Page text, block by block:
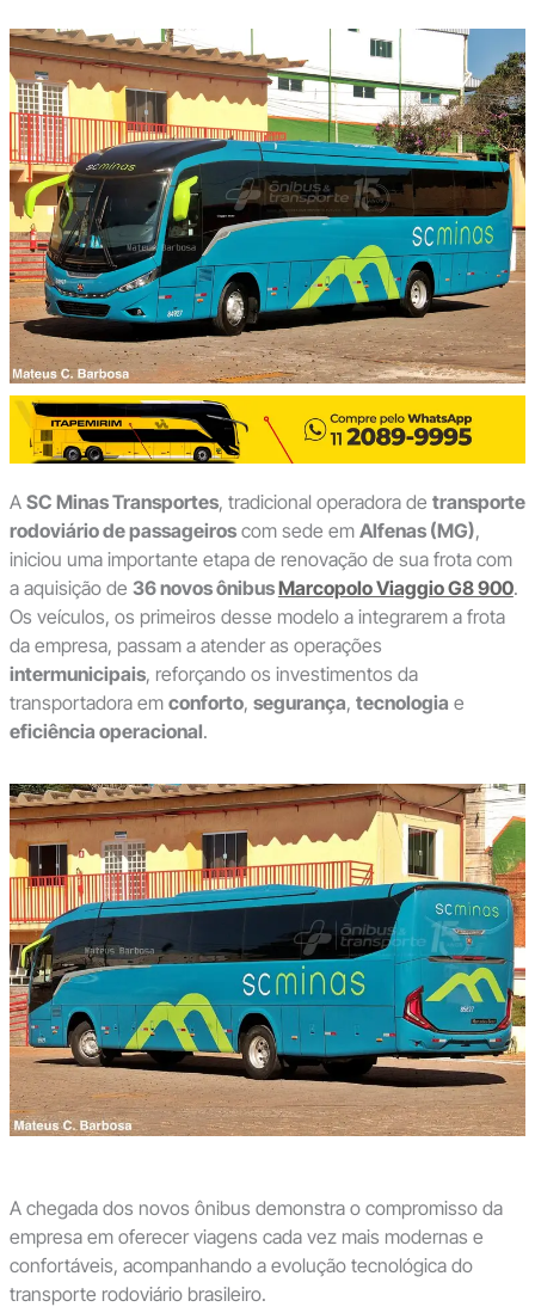
A SC Minas Transportes, tradicional operadora de transporte
rodoviário de passageiroscom sede em Alfenas (MG),
iniciou uma importante etapa de renovação de sua frota com
a aquisição de 36 novos ônibusMarcopolo Viaggio G8 900.
Os veículos, os primeiros desse modelo a integrarem a frota
da empresa, passam a atender as operações
intermunicipais, reforçando os investimentos da
transportadora em conforto, segurança, tecnologia e
eficiência operacional.
A chegada dos novos ônibus demonstra o compromisso da
empresa em oferecer viagens cada vez mais modernas e
confortáveis, acompanhando a evolução tecnológica do
transporte rodoviário brasileiro.